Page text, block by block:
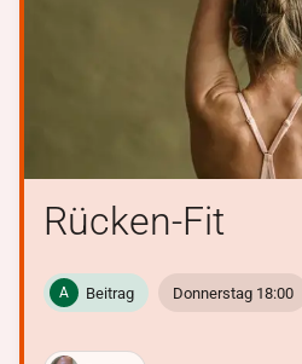
Rücken-Fit
A Beitrag Donnerstag 18:00